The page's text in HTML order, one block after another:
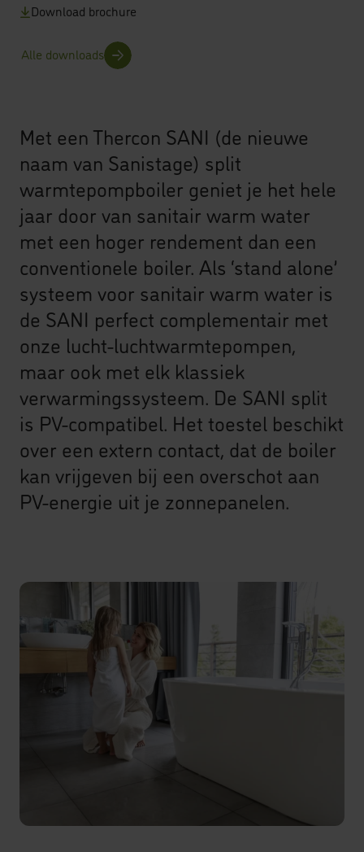
Download brochure
Alle downloads
Met een Thercon SANI (de nieuwe
naam van Sanistage) split
warmtepompboiler geniet je het hele
jaar door van sanitair warm water
met een hoger rendement dan een
conventionele boiler. Als ‘stand alone’
systeem voor sanitair warm water is
de SANI perfect complementair met
onze lucht-luchtwarmtepompen,
maar ook met elk klassiek
verwarmingssysteem. De SANI split
is PV-compatibel. Het toestel beschikt
over een extern contact, dat de boiler
kan vrijgeven bij een overschot aan
PV-energie uit je zonnepanelen.